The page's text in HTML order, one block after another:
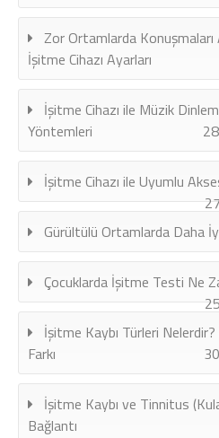
Zor Ortamlarda Konuşmaları
İşitme Cihazı Ayarları
İşitme Cihazı ile Müzik
Yöntemleri
İşitme Cihazı ile Uyumlu
Gürültülü Ortamlarda Daha
Çocuklarda İşitme Testi Ne
İşitme Kaybı Türleri
Farkı
İşitme Kaybı ve Tinnitus
Bağlantı